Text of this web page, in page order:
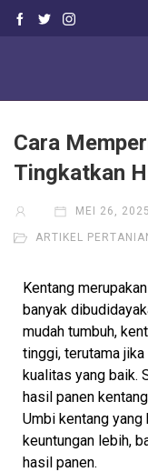
Cara
Tingkatkan
MEI 26, 2025
ARTIKEL
Kentang
banyak
mudah tumbuh,
tinggi, terutama
kualitas yang baik.
hasil panen
Umbi kentang
keuntungan lebih,
hasil panen.